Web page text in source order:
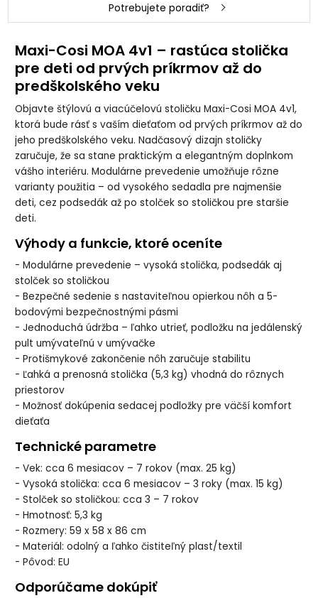
Potrebujete poradiť?
Maxi-Cosi MOA 4v1 – rastúca stolička
pre deti od prvých príkrmov až do
predškolského veku
Objavte štýlovú a viacúčelovú stoličku Maxi-Cosi MOA 4v1,
ktorá bude rásť s vaším dieťaťom od prvých príkrmov až do
jeho predškolského veku. Nadčasový dizajn stoličky
zaručuje, že sa stane praktickým a elegantným doplnkom
vášho interiéru. Modulárne prevedenie umožňuje rôzne
varianty použitia – od vysokého sedadla pre najmenšie
deti, cez podsedák až po stolček so stoličkou pre staršie
deti.
Výhody a funkcie, ktoré oceníte
- Modulárne prevedenie – vysoká stolička, podsedák aj
stolček so stoličkou
- Bezpečné sedenie s nastaviteľnou opierkou nôh a 5-
bodovými bezpečnostnými pásmi
- Jednoduchá údržba – ľahko utrieť, podložku na jedálenský
pult umývateľnú v umývačke
- Protišmykové zakončenie nôh zaručuje stabilitu
- Ľahká a prenosná stolička (5,3 kg) vhodná do rôznych
priestorov
- Možnosť dokúpenia sedacej podložky pre väčší komfort
dieťaťa
Technické parametre
- Vek: cca 6 mesiacov – 7 rokov (max. 25 kg)
- Vysoká stolička: cca 6 mesiacov – 3 roky (max. 15 kg)
- Stolček so stoličkou: cca 3 – 7 rokov
- Hmotnosť: 5,3 kg
- Rozmery: 59 x 58 x 86 cm
- Materiál: odolný a ľahko čistiteľný plast/textil
- Pôvod: EU
Odporúčame dokúpiť